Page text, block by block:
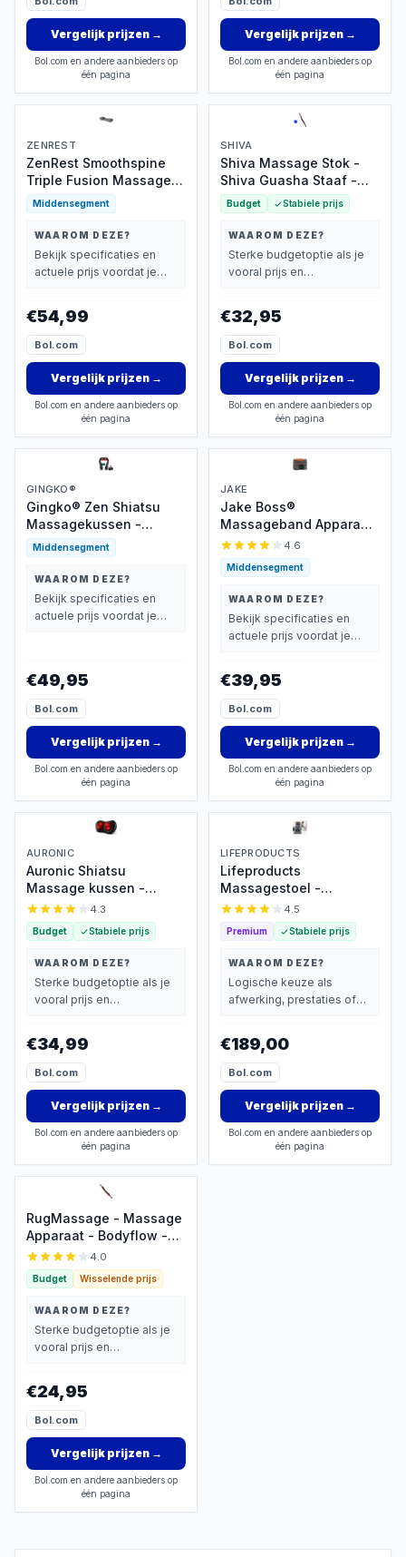
Vergelijk prijzen→
Bol.com en andere aanbieders op
één pagina
Vergelijk prijzen→
Bol.com en andere aanbieders op
één pagina
ZENREST
ZenRest Smoothspine
Triple Fusion Massager -
Massage Kussen - Rug -
Rugpijn - Rugkussen -
Rugstretcher - Massage
Apparaat - Easyspine 3
in 1 Rugmassage
Middensegment
WAAROM DEZE?
Bekijk specificaties en
actuele prijs voordat je
€54,99
Bol.com
Vergelijk prijzen→
Bol.com en andere aanbieders op
één pagina
SHIVA
Shiva Massage Stok -
Shiva Guasha Staaf -
Shiva Gua Sha Houten
Staaf - Cellulitis -
RugMassage - Massage
Apparaat -
Rug/Nek/Schouder/Buik/
- Massage Stok Hout -
Stuk - Gua Sha Massage
Stick
Budget Stabiele prijs
WAAROM DEZE?
Sterke budgetoptie als je
vooral prijs en
€32,95
Bol.com
Vergelijk prijzen→
Bol.com en andere aanbieders op
één pagina
GINGKO®
Gingko® Zen Shiatsu
Massagekussen -
Nekmassage Apparaat
Draadloos - Infrarood
Warmtefunctie -
Elektrisch - Rugmassage
Apparaten voor Nek,
Schouder, benen,
Infrarood - 1,5 uur
gebruik - Luxe
Opbergtas - Zwart/Grijs
Middensegment
WAAROM DEZE?
Bekijk specificaties en
actuele prijs voordat je
€49,95
Bol.com
Vergelijk prijzen→
Bol.com en andere aanbieders op
één pagina
JAKE
Jake Boss®
Massageband Apparaat
- Rugmassage met
Infrarood Verwarmings
Band - Rugband
Onderrug - Warmteband
- Rugpijn Warmtegordel
- Elektrisch
Warmte en Massage
Apparaten
4.6
Middensegment
WAAROM DEZE?
Bekijk specificaties en
actuele prijs voordat je
€39,95
Bol.com
Vergelijk prijzen→
Bol.com en andere aanbieders op
één pagina
AURONIC
Auronic Shiatsu
Massage kussen -
Elektrisch Nek en Rug
Massage Apparaat -
Infrarood Warmte
Functie - Nekmassage -
4.3
Budget Stabiele prijs
WAAROM DEZE?
Sterke budgetoptie als je
vooral prijs en
€34,99
Bol.com
Vergelijk prijzen→
Bol.com en andere aanbieders op
één pagina
LIFEPRODUCTS
Lifeproducts
Massagestoel -
Rugmassage Apparaat -
Shiatsu Rug
Massagekussen -
Massage Apparaat voor
Stoel met Infrarood
Verwarming
4.5
Premium Stabiele prijs
WAAROM DEZE?
Logische keuze als
afwerking, prestaties of
€189,00
Bol.com
Vergelijk prijzen→
Bol.com en andere aanbieders op
één pagina
RugMassage - Massage
Apparaat - Bodyflow -
Rug/Nek/Schouder/Buik/Taille/Armen/Benen
- Massage Stok Hout -
Houten Massage Stok -
Massage Stok Hout XL -
Gua Sha Massage Tool -
1 Stuk - Bruin Hout - Gua
4.0
Budget Wisselende prijs
WAAROM DEZE?
Sterke budgetoptie als je
vooral prijs en
€24,95
Bol.com
Vergelijk prijzen→
Bol.com en andere aanbieders op
één pagina